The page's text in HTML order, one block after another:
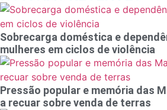
Sobrecarga doméstica e
mulheres em ciclos de violência
Pressão popular e memória das
a recuar sobre venda de terras